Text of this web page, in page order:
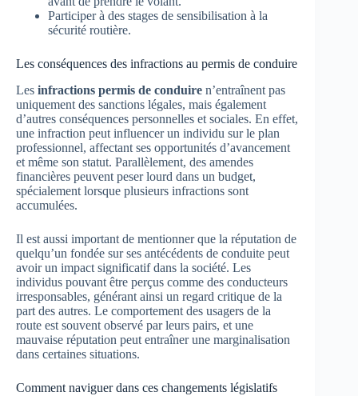
Participer à des stages de sensibilisation à la
sécurité routière.
Les conséquences des infractions au permis de conduire
Les infractions permis de conduire n’entraînent pas
uniquement des sanctions légales, mais également
d’autres conséquences personnelles et sociales. En effet,
une infraction peut influencer un individu sur le plan
professionnel, affectant ses opportunités d’avancement
et même son statut. Parallèlement, des amendes
financières peuvent peser lourd dans un budget,
spécialement lorsque plusieurs infractions sont
accumulées.
Il est aussi important de mentionner que la réputation de
quelqu’un fondée sur ses antécédents de conduite peut
avoir un impact significatif dans la société. Les
individus pouvant être perçus comme des conducteurs
irresponsables, générant ainsi un regard critique de la
part des autres. Le comportement des usagers de la
route est souvent observé par leurs pairs, et une
mauvaise réputation peut entraîner une marginalisation
dans certaines situations.
Comment naviguer dans ces changements législatifs